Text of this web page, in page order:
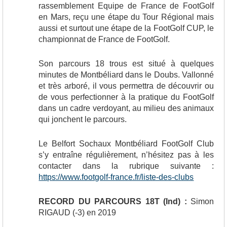
rassemblement Equipe de France de FootGolf
en Mars, reçu une étape du Tour Régional mais
aussi et surtout une étape de la FootGolf CUP, le
championnat de France de FootGolf.
Son parcours 18 trous est situé à quelques
minutes de Montbéliard dans le Doubs. Vallonné
et très arboré, il vous permettra de découvrir ou
de vous perfectionner à la pratique du FootGolf
dans un cadre verdoyant, au milieu des animaux
qui jonchent le parcours.
Le Belfort Sochaux Montbéliard FootGolf Club
s’y entraîne régulièrement, n’hésitez pas à les
contacter dans la rubrique suivante :
https://www.footgolf-france.fr/liste-des-clubs
RECORD DU PARCOURS 18T (Ind) : Simon
RIGAUD (-3) en 2019